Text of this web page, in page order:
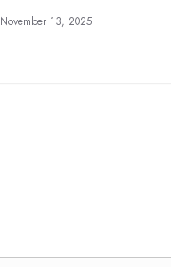
November 13, 2025